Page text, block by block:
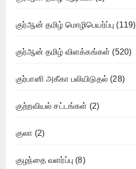
குர்ஆன் தமிழ் மொழிபெயர்ப்பு (119)
குர்ஆன் தமிழ் விளக்கங்கள் (520)
குர்பானி அகீகா பலியிடுதல் (28)
குற்றவியல் சட்டங்கள் (2)
குலா (2)
குழந்தை வளர்ப்பு (8)